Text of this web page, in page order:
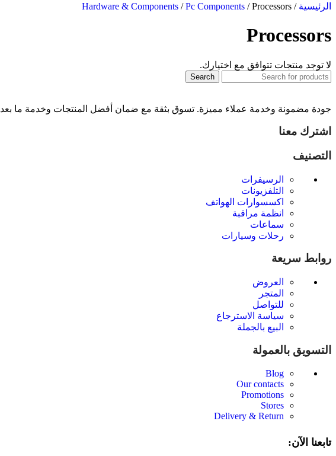
الرئيسية/
Hardware & Components / Pc Components / Processors
Processors
لا توجد منتجات تتوافق مع اختيارك.
Search
جودة مضمونة وخدمة عملاء مميزة. تسوق بثقة مع ضمان أفضل المنتجات وخدمة ما بعد
اشترك معنا
التصنيف
الرسيفرات
التلفزيونات
اكسسوارات الهواتف
انظمة مراقبة
سماعات
رحلات وسيارات
روابط سريعة
العروض
المتجر
للتواصل
سياسة الاسترجاع
البيع بالجملة
التسويق بالعمولة
Blog
Our contacts
Promotions
Stores
Delivery & Return
تابعنا الآن: